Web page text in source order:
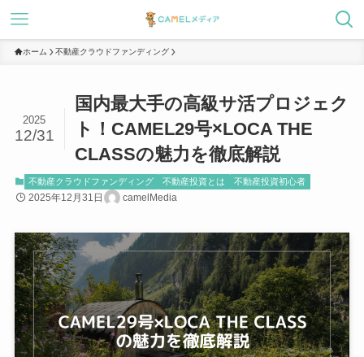
ホーム 不動産クラウドファンディング
国内最大手の高級サ活プロジェク
ト！CAMEL29号×LOCA THE
CLASSの魅力を徹底解説
2025
12/31
不動産クラウドファンディング 不動産投資とは 不動産投資初心者
2025年12月31日 camelMedia